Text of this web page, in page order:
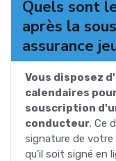
Quels sont
après la
assurance
Vous disposez
calendaires
souscription
conducteur. Ce
signature de
qu'il soit signé en